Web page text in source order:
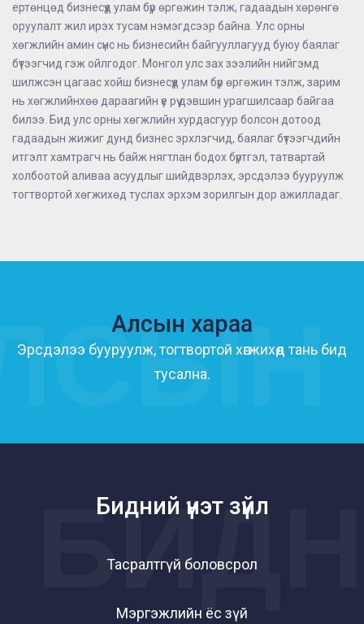
ертөнцөд бизнесүүд улам бүр өргөжин тэлж, гадаадын хөрөнгө
оруулалт жил ирэх тусам нэмэгдсээр байна. Улс орны
хөгжлийн амин сүнс нь бизнесийн байгууллагууд буюу баялаг
бүтээгчид гэж ойлгодог. Монгол улс зах зээлийн нийгэмд
шилжсэн цагаас хойш бизнесүүд улам бүр өргөжин тэлж, зарим
нь хөгжлийнхөө дараагийн үе рүү дэвшин урагшилсаар байгаа
билээ. Бид улс орны хөгжлийн хурдасгуур болсон дотоод
гадаадын жижиг дунд бизнес эрхлэгчид, баялаг бүтээгчдийн
итгэлт хамтрагч нь байж нягтлан бодох бүртгэл, татвартай
холбоотой аливаа асуудлыг шийдвэрлэх, эрсдэлээ бууруулж
тогтвортой хөгжихөд туслах эрхэм зорилгын дор ажилладаг.
Алсын хараа
Эрсдэлээ бууруулж, тогтвортой хөгжихөд тань бид
тусална.
Бидний үнэт зүйл
Тасралтгүй боловсрол
Мэргэжлийн ёс зүй